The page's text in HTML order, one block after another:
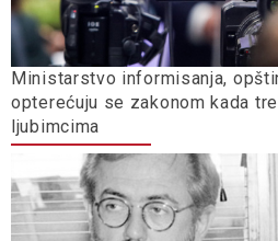
Ministarstvo informisanja,
opterećuju se zakonom kada
ljubimcima